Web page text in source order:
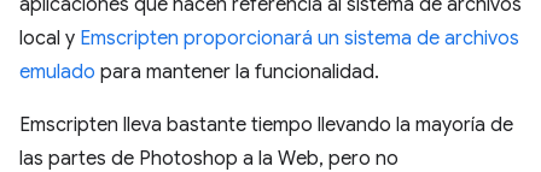
local y Emscripten proporcionará un sistema de archivos
emulado para mantener la funcionalidad.
Emscripten lleva bastante tiempo llevando la mayoría de
las partes de Photoshop a la Web, pero no